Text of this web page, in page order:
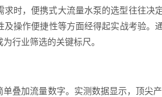
时，便携式大流量水泵的选型往往决
操作便捷性等方面经得起实战考验。
行业筛选的关键标尺。
叠加流量数字。实测数据显示，顶尖